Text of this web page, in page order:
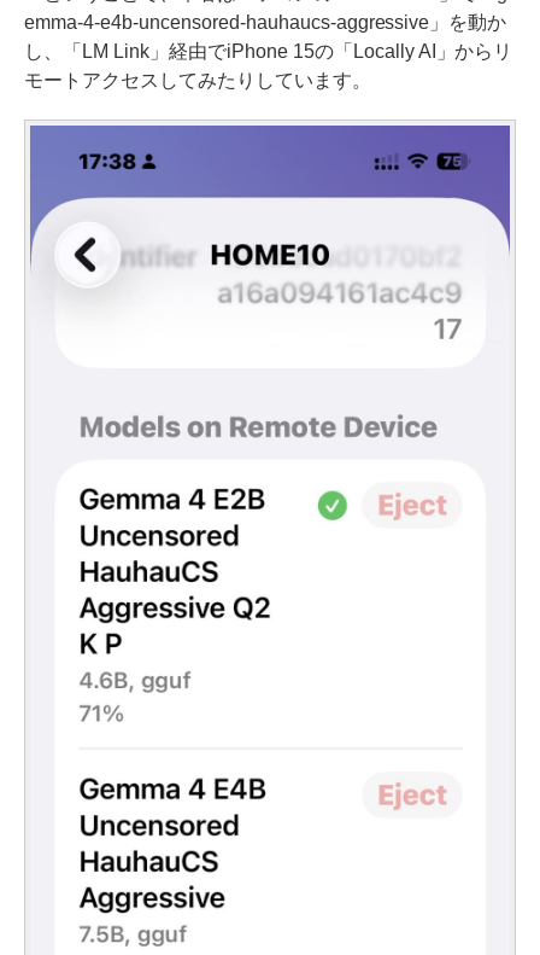
emma-4-e4b-uncensored-hauhaucs-aggressive」を動か
し、「LM Link」経由でiPhone 15の「Locally AI」からリ
モートアクセスしてみたりしています。